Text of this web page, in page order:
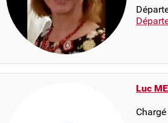
Luc